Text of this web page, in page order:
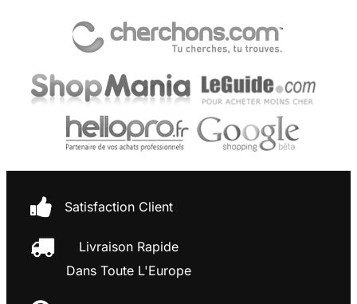
Satisfaction Client
Livraison Rapide
Dans Toute L'Europe